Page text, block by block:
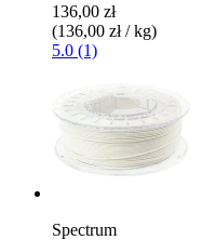
136,00 zł
(136,00 zł / kg)
5.0 (1)
Spectrum